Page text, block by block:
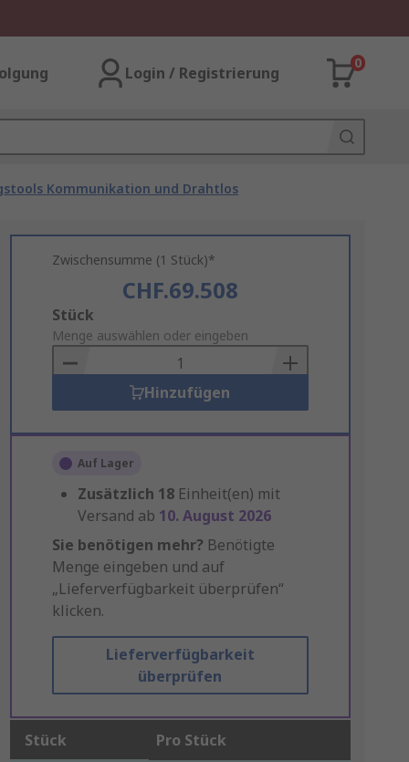
Login / Registrierung
0
Kommunikation und Drahtlos
Zwischensumme (1 Stück)*
CHF.69.508
Add
to
Basket
Stück
Menge auswählen oder eingeben
Hinzufügen
Auf Lager
Zusätzlich 18 Einheit(en) mit
Versand ab 10. August 2026
Sie benötigen mehr? Benötigte
Menge eingeben und auf
„Lieferverfügbarkeit überprüfen“
klicken.
Lieferverfügbarkeit
überprüfen
Stück Pro Stück